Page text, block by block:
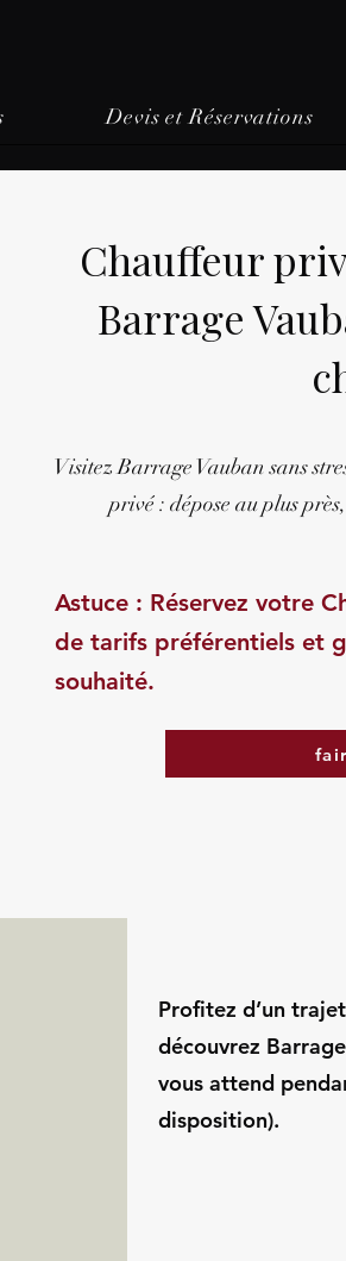
Devis et Réservations
Chauffeur
Barrage
Visitez Barrage Vauban sans
privé : dépose au plus
Astuce : Réservez votre
de tarifs préférentiels et
souhaité.
Profitez d’un
découvrez
vous attend
disposition).